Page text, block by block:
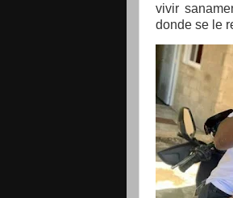
vivir
donde se le